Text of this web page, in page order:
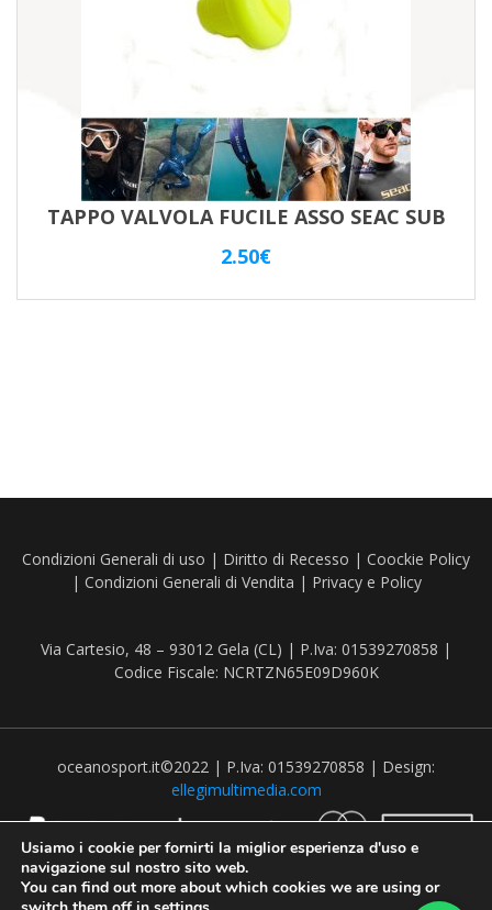
TAPPO VALVOLA FUCILE ASSO SEAC SUB
2.50€
Condizioni Generali di uso | Diritto di Recesso | Coockie Policy
| Condizioni Generali di Vendita | Privacy e Policy
Via Cartesio, 48 – 93012 Gela (CL) | P.Iva: 01539270858 |
Codice Fiscale: NCRTZN65E09D960K
oceanosport.it©2022 | P.Iva: 01539270858 | Design:
ellegimultimedia.com
Usiamo i cookie per fornirti la miglior esperienza d'uso e
navigazione sul nostro sito web.
You can find out more about which cookies we are using or